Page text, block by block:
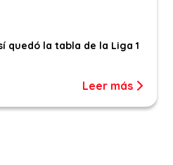
quedó la tabla de la Liga 1
Leer más